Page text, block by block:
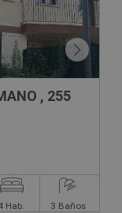
, 255
Hab. 3 Baños